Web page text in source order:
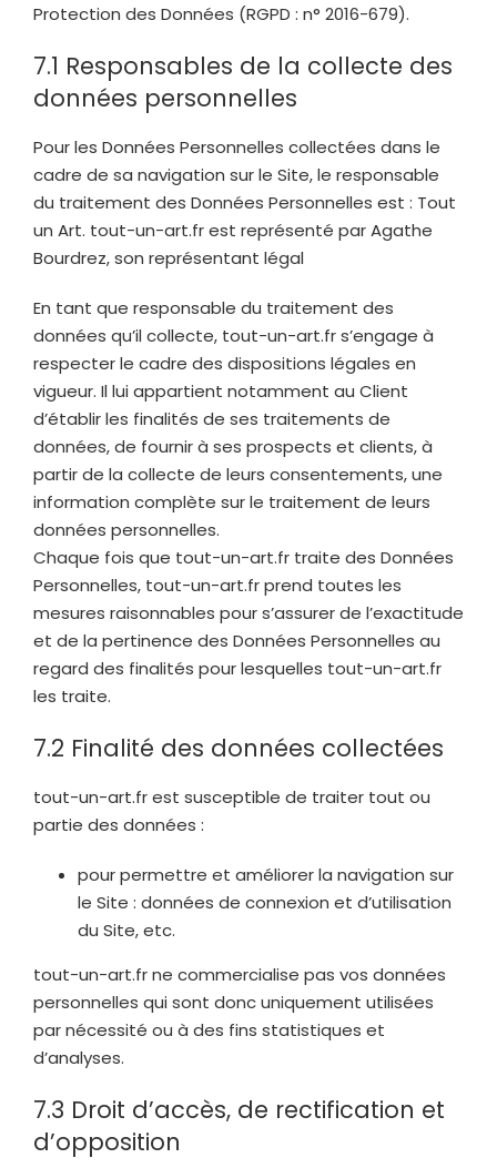
Protection des Données (RGPD : n° 2016-679).
7.1 Responsables de la collecte des
données personnelles
Pour les Données Personnelles collectées dans le
cadre de sa navigation sur le Site, le responsable
du traitement des Données Personnelles est : Tout
un Art. tout-un-art.frest représenté par Agathe
Bourdrez, son représentant légal
En tant que responsable du traitement des
données qu’il collecte, tout-un-art.frs’engage à
respecter le cadre des dispositions légales en
vigueur. Il lui appartient notamment au Client
d’établir les finalités de ses traitements de
données, de fournir à ses prospects et clients, à
partir de la collecte de leurs consentements, une
information complète sur le traitement de leurs
données personnelles.
Chaque fois que tout-un-art.fr traite des Données
Personnelles, tout-un-art.frprend toutes les
mesures raisonnables pour s’assurer de l’exactitude
et de la pertinence des Données Personnelles au
regard des finalités pour lesquelles tout-un-art.fr
les traite.
7.2 Finalité des données collectées
tout-un-art.frest susceptible de traiter tout ou
partie des données :
pour permettre et améliorer la navigation sur
le Site : données de connexion et d’utilisation
du Site, etc.
tout-un-art.frne commercialise pas vos données
personnelles qui sont donc uniquement utilisées
par nécessité ou à des fins statistiques et
d’analyses.
7.3 Droit d’accès, de rectification et
d’opposition